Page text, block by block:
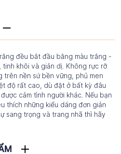
đều bắt đầu bằng màu trắng -
khôi và giản dị. Không rực rỡ
trên nền sứ bền vững, phủ men
độ rất cao, dù đặt ở bất kỳ đâu
cảm tình người khác. Nếu bạn
thích những kiểu dáng đơn giản
sang trọng và trang nhã thì hãy